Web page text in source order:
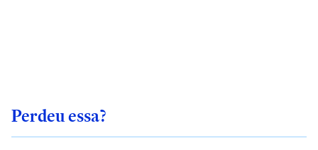
Perdeu essa?